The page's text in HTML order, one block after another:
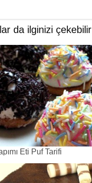
da ilginizi çekebilir
Eti Puf Tarifi